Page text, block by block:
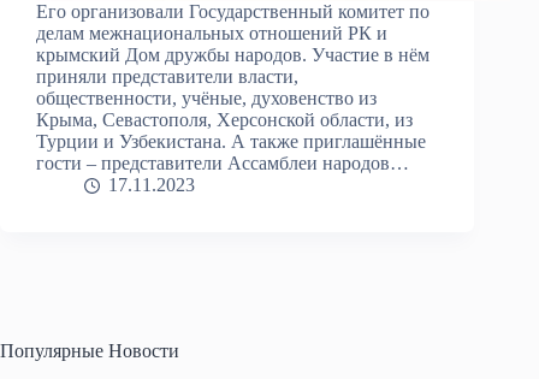
Его организовали Государственный комитет по
делам межнациональных отношений РК и
крымский Дом дружбы народов. Участие в нём
приняли представители власти,
общественности, учёные, духовенство из
Крыма, Севастополя, Херсонской области, из
Турции и Узбекистана. А также приглашённые
гости – представители Ассамблеи народов…
17.11.2023
Популярные Новости